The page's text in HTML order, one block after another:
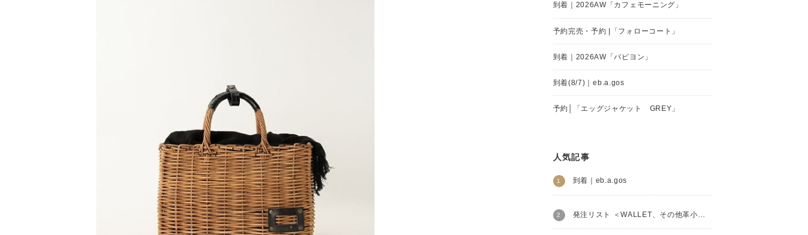
到着｜2026AW「カフェモーニング」
予約完売・予約 |「フォローコート」
到着｜2026AW「パピヨン」
到着(8/7)｜eb.a.gos
予約│「エッグジャケット GREY」
人気記事
到着｜eb.a.gos
発注リスト ＜WALLET、その他革小物＞│Henry Beguelin